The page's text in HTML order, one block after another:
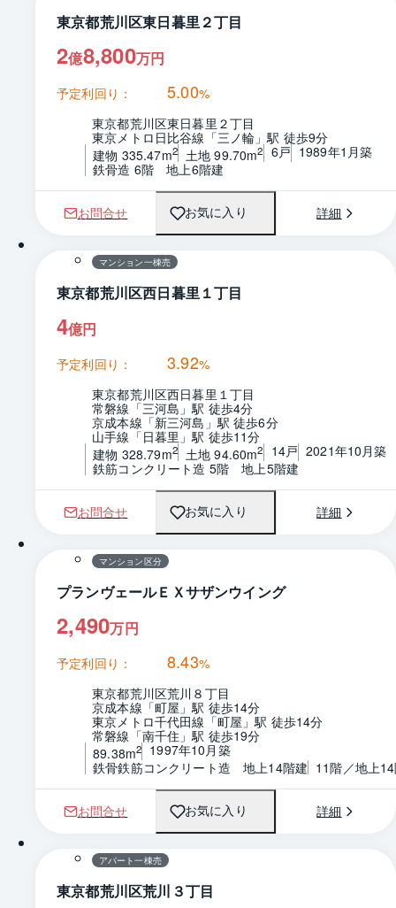
東京都荒川区東日暮里２丁目
2億8,800万円
予定利回り： 5.00%
東京都荒川区東日暮里２丁目
東京メトロ日比谷線「三ノ輪」駅 徒歩9分
建物 335.47m2 土地 99.70m2 6戸 1989年1月築
鉄骨造 6階　地上6階建
お問合せ お気に入り 詳細
1 / 0 間取り
マンション一棟売
東京都荒川区西日暮里１丁目
4億円
予定利回り： 3.92%
東京都荒川区西日暮里１丁目
常磐線「三河島」駅 徒歩4分
京成本線「新三河島」駅 徒歩6分
山手線「日暮里」駅 徒歩11分
建物 328.79m2 土地 94.60m2 14戸 2021年10月築
鉄筋コンクリート造 5階　地上5階建
お問合せ お気に入り 詳細
1 / 0 間取り
マンション区分
プランヴェールＥＸサザンウイング
2,490万円
予定利回り： 8.43%
東京都荒川区荒川８丁目
京成本線「町屋」駅 徒歩14分
東京メトロ千代田線「町屋」駅 徒歩14分
常磐線「南千住」駅 徒歩19分
89.38m2
1997年10月築
鉄骨鉄筋コンクリート造　地上14階建 11階／地上
お問合せ お気に入り 詳細
1 / 0 間取り
アパート一棟売
東京都荒川区荒川３丁目